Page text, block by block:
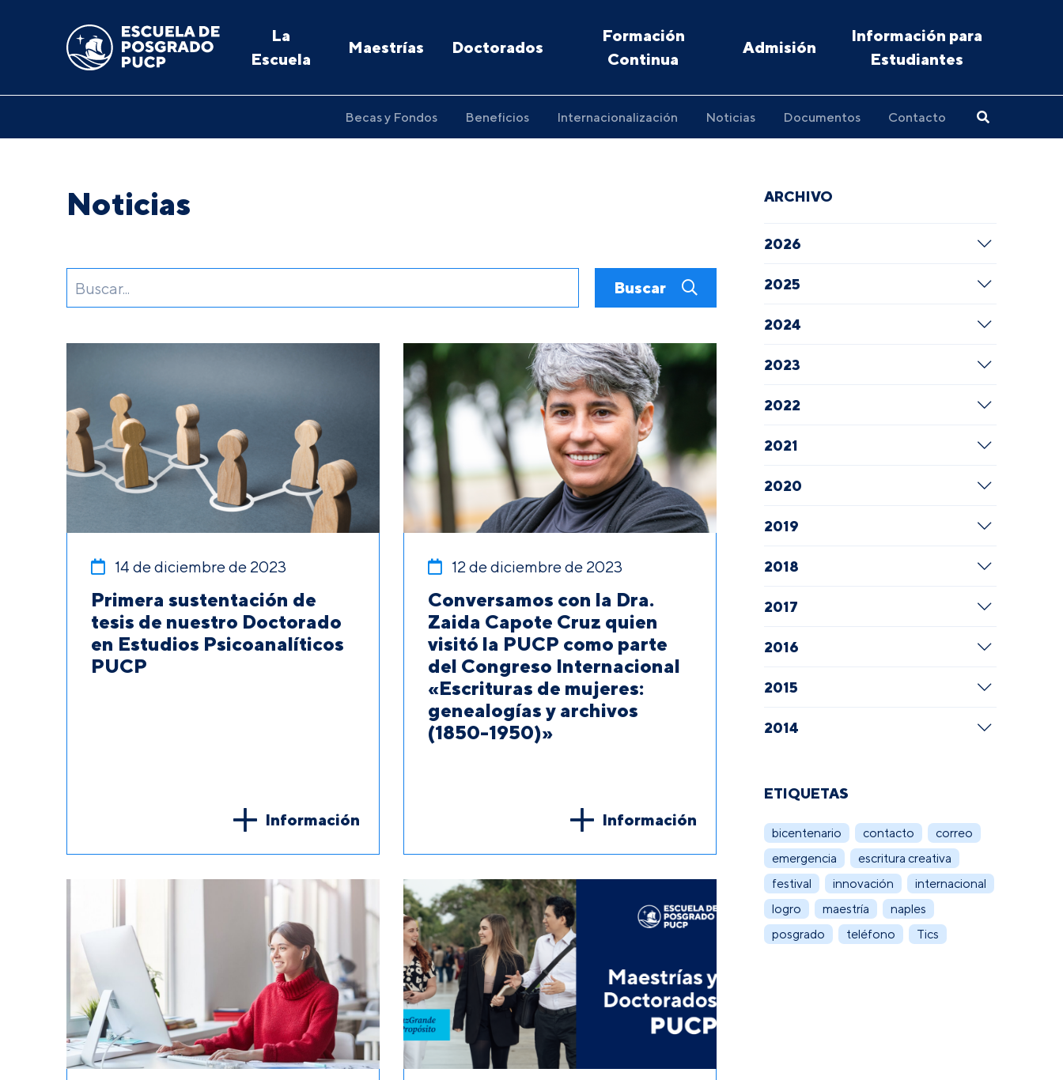
La
Escuela
Maestrías Doctorados
Formación
Continua
Admisión
Información para
Estudiantes
Becas y Fondos Beneficios Internacionalización Noticias Documentos Contacto
Noticias
Buscar
14 de diciembre de 2023
Primera sustentación de
tesis de nuestro Doctorado
en Estudios Psicoanalíticos
PUCP
Información
12 de diciembre de 2023
Conversamos con la Dra.
Zaida Capote Cruz quien
visitó la PUCP como parte
del Congreso Internacional
«Escrituras de mujeres:
genealogías y archivos
(1850-1950)»
Información
ARCHIVO
2026
2025
2024
2023
2022
2021
2020
2019
2018
2017
2016
2015
2014
ETIQUETAS
bicentenario contacto
correo
emergencia
escritura creativa
festival
innovación
internacional
logro
maestría
naples
posgrado
teléfono Tics